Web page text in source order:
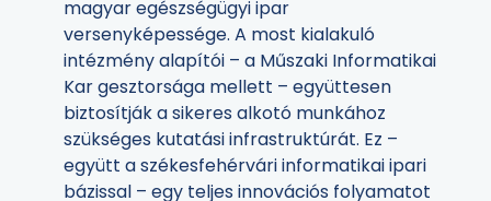
magyar egészségügyi ipar
versenyképessége. A most kialakuló
intézmény alapítói – a Műszaki Informatikai
Kar gesztorsága mellett – együttesen
biztosítják a sikeres alkotó munkához
szükséges kutatási infrastruktúrát. Ez –
együtt a székesfehérvári informatikai ipari
bázissal – egy teljes innovációs folyamatot